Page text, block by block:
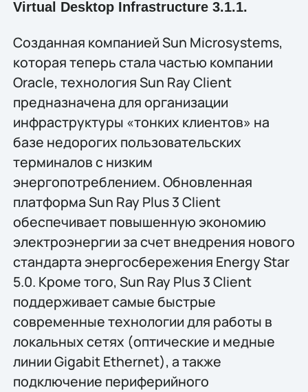
Virtual Desktop Infrastructure 3.1.1.
Созданная компанией Sun Microsystems,
которая теперь стала частью компании
Oracle, технология Sun Ray Client
предназначена для организации
инфраструктуры «тонких клиентов» на
базе недорогих пользовательских
терминалов с низким
энергопотреблением. Обновленная
платформа Sun Ray Plus 3 Client
обеспечивает повышенную экономию
электроэнергии за счет внедрения нового
стандарта энергосбережения Energy Star
5.0. Кроме того, Sun Ray Plus 3 Client
поддерживает самые быстрые
современные технологии для работы в
локальных сетях (оптические и медные
линии Gigabit Ethernet), а также
подключение периферийного